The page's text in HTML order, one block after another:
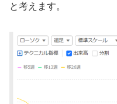
と考えます。